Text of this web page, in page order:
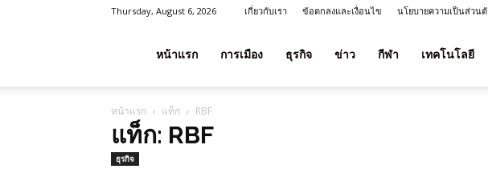
Thursday, August 6, 2026 เกี่ยวกับเรา ข้อตกลงและเงื่อนไข นโยบายความเป็นส่วน
ลาภ
หน้าแรก การเมือง ธุรกิจ ข่าว กีฬา เทคโนโลยี
หน้าแรก แท็ก RBF
แท็ก: RBF
ธุรกิจ